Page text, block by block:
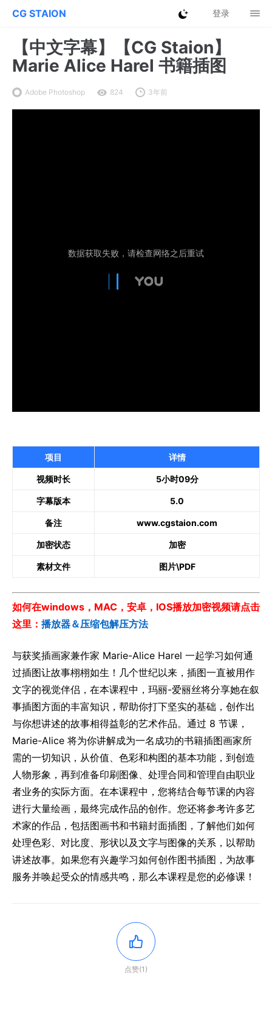
CG STAION 登录
【中文字幕】【CG Staion】
Marie Alice Harel 书籍插图
Adobe Photoshop 824 3年前
项目 详情
视频时长 5小时09分
字幕版本 5.0
备注 www.cgstaion.com
加密状态 加密
素材文件 图片\PDF
如何在windows，MAC，安卓，IOS播放加密视频请点击
这里： 播放器＆压缩包解压方法
与获奖插画家兼作家 Marie-Alice Harel 一起学习如何通
过插图让故事栩栩如生！几个世纪以来，插图一直被用作
文字的视觉伴侣，在本课程中，玛丽-爱丽丝将分享她在叙
事插图方面的丰富知识，帮助你打下坚实的基础，创作出
与你想讲述的故事相得益彰的艺术作品。通过 8 节课，
Marie-Alice 将为你讲解成为一名成功的书籍插图画家所
需的一切知识，从价值、色彩和构图的基本功能，到创造
人物形象，再到准备印刷图像、处理合同和管理自由职业
者业务的实际方面。在本课程中，您将结合每节课的内容
进行大量绘画，最终完成作品的创作。您还将参考许多艺
术家的作品，包括图画书和书籍封面插图，了解他们如何
处理色彩、对比度、形状以及文字与图像的关系，以帮助
讲述故事。如果您有兴趣学习如何创作图书插图，为故事
服务并唤起受众的情感共鸣，那么本课程是您的必修课！
点赞(1)